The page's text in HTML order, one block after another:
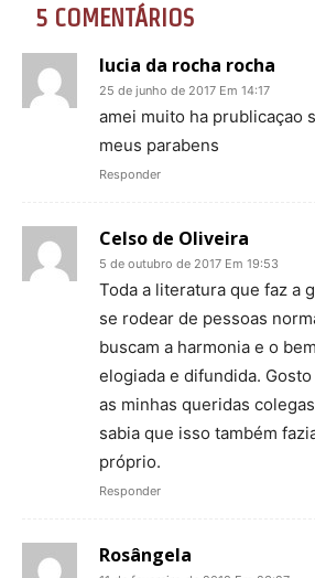
5 COMENTÁRIOS
lucia da rocha rocha
25 de junho de 2017 Em 14:17
amei muito ha prublicaçao
meus parabens
Responder
Celso de Oliveira
5 de outubro de 2017 Em 19:53
Toda a literatura que faz a
se rodear de pessoas
buscam a harmonia e o
elogiada e difundida.
as minhas queridas
sabia que isso também
próprio.
Responder
Rosângela